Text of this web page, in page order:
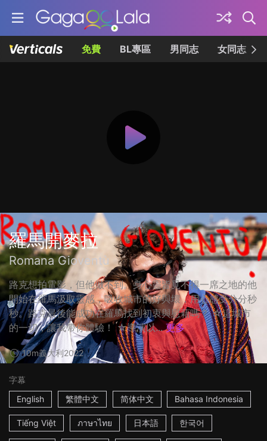
免費 BL專區 男同志 女同志
羅馬開麥拉
Romana Gioventù
路克想拍電影，但他做不到。身心靈皆覓不得一席之地的他
開始在羅馬汲取靈感，吸收城市的好與壞，用心感受分分秒
秒。路克最後能成功在羅馬找到初衷與慰藉嗎？ ☆這城市
的一切，讓我帶你體驗！ ☆導演以... 更多
10m義大利2022
字幕
English
繁體中文 简体中文 Bahasa Indonesia
Tiếng Việt ภาษาไทย 日本語 한국어